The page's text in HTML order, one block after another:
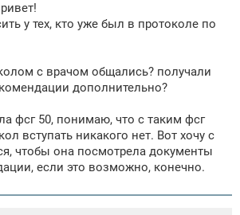
у тех, кто уже был в протоколе по
с врачом общались? получали
дополнительно?
фсг 50, понимаю, что с таким фсг
вступать никакого нет. Вот хочу с
чтобы она посмотрела документы
если это возможно, конечно.